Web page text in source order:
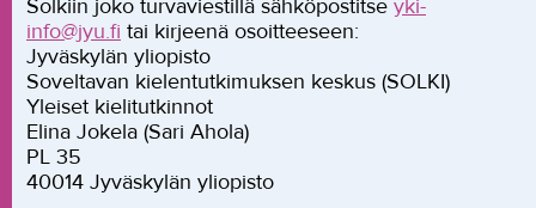
Solkiin joko turvaviestillä sähköpostitse yki-
info@jyu.fi tai kirjeenä osoitteeseen:
Jyväskylän yliopisto
Soveltavan kielentutkimuksen keskus (SOLKI)
Yleiset kielitutkinnot
Elina Jokela (Sari Ahola)
PL 35
40014 Jyväskylän yliopisto